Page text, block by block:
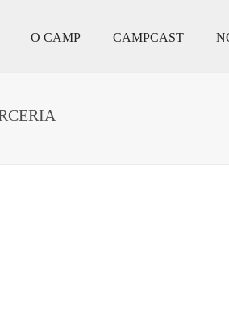
O CAMP CAMPCAST